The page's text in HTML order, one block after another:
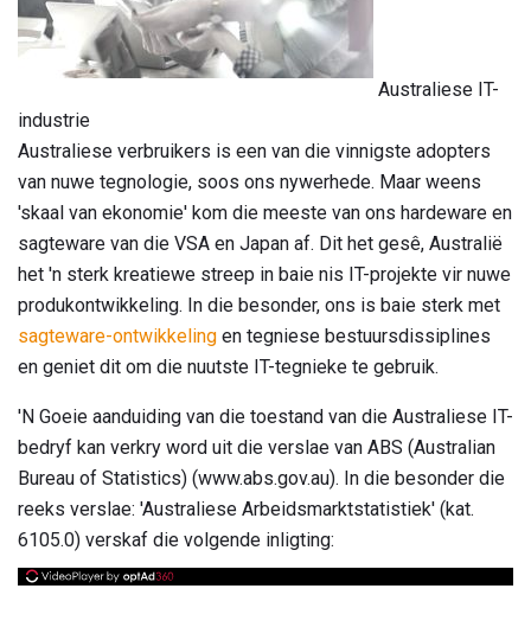
Australiese IT-
industrie
Australiese verbruikers is een van die vinnigste adopters
van nuwe tegnologie, soos ons nywerhede. Maar weens
'skaal van ekonomie' kom die meeste van ons hardeware en
sagteware van die VSA en Japan af. Dit het gesê, Australië
het 'n sterk kreatiewe streep in baie nis IT-projekte vir nuwe
produkontwikkeling. In die besonder, ons is baie sterk met
sagteware-ontwikkeling en tegniese bestuursdissiplines
en geniet dit om die nuutste IT-tegnieke te gebruik.
'N Goeie aanduiding van die toestand van die Australiese IT-
bedryf kan verkry word uit die verslae van ABS (Australian
Bureau of Statistics) (www.abs.gov.au). In die besonder die
reeks verslae: 'Australiese Arbeidsmarktstatistiek' (kat.
6105.0) verskaf die volgende inligting: